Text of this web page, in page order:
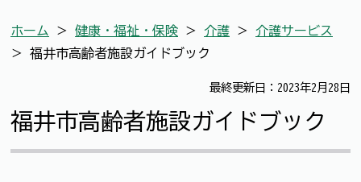
ホーム ＞ 健康・福祉・保険 ＞ 介護 ＞ 介護サービス
＞ 福井市高齢者施設ガイドブック
最終更新日：2023年2月28日
福井市高齢者施設ガイドブック